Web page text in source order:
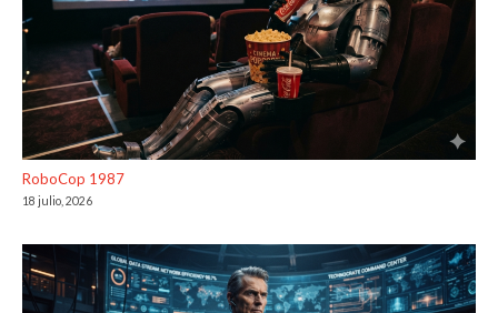
RoboCop 1987
18 julio, 2026